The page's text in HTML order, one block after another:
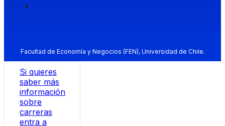
Facultad de Economía y Negocios (FEN), Universidad de Chile.
Si quieres
saber más
información
sobre
carreras
entra a